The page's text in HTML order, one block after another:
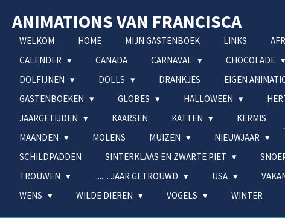
direct
naar
hoofdinhoud
ANIMATIONS VAN FRANCISCA
WELKOM HOME MIJN GASTENBOEK LINKS
CALENDER
CANADA CARNAVAL CHOCOLADE
DOLFIJNEN
DOLLS DRANKJES EIGEN
GASTENBOEKEN
GLOBES HALLOWEEN
JAARGETIJDEN
KAARSEN KATTEN KERMIS
MAANDEN
MOLENS MUIZEN NIEUWJAAR
SCHILDPADDEN
SINTERKLAAS EN ZWARTE PIET
TROUWEN
........ JAAR GETROUWD USA
WENS
WILDE DIEREN VOGELS WINTER